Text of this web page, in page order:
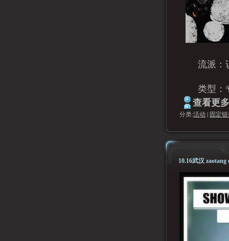
流派：
类型：
查看更
分类:活动 | 固定
10.16武汉 zaotang